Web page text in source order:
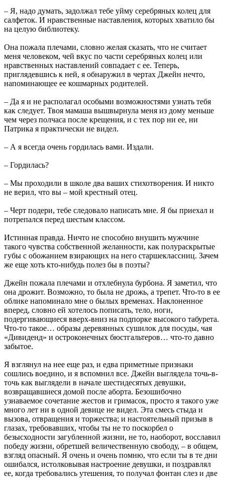
– Я, надо думать, задолжал тебе уйму серебряных колец для
салфеток. И нравственные наставления, которых хватило бы
на целую библиотеку.
Она пожала плечами, словно желая сказать, что не считает
меня человеком, чей вкус по части серебряных колец или
нравственных наставлений совпадает с ее. Теперь,
приглядевшись к ней, я обнаружил в чертах Джейн нечто,
напоминающее ее кошмарных родителей.
– Да я и не располагал особыми возможностями узнать тебя
как следует. Твоя мамаша вышвырнула меня из дому меньше
чем через полчаса после крещения, и с тех пор ни ее, ни
Патрика я практически не видел.
– А я всегда очень гордилась вами. Издали.
– Гордилась?
– Мы проходили в школе два ваших стихотворения. И никто
не верил, что вы – мой крестный отец.
– Черт подери, тебе следовало написать мне. Я бы приехал и
потрепался перед шестым классом.
Истинная правда. Ничто не способно внушить мужчине
такого чувства собственной желанности, как полураскрытые
губы с обожанием взирающих на него старшеклассниц. Зачем
же еще хоть кто-нибудь полез бы в поэты?
Джейн пожала плечами и отхлебнула бурбона. Я заметил, что
она дрожит. Возможно, то была не дрожь, а трепет. Что-то в ее
облике напоминало мне о былых временах. Наклоненное
вперед, словно ей хотелось пописать, тело, ноги,
подергивающиеся вверх-вниз на подпорке высокого табурета.
Что-то такое… образы деревянных сушилок для посуды, чая
«Дивиденд» и остроконечных бюстгальтеров… что-то давно
забытое.
Я взглянул на нее еще раз, и едва приметные признаки
сошлись воедино, и я вспомнил все. Джейн выглядела точь-в-
точь как выглядели в начале шестидесятых девушки,
возвращавшиеся домой после аборта. Безошибочно
узнаваемое сочетание жестов и гримасок, просто я такого уже
много лет ни в одной девице не видел. Эта смесь стыда и
вызова, отвращения и торжества; и настоятельный призыв в
глазах, требовавших, чтобы ты не то поскорбел о
безысходности загубленной жизни, не то, наоборот, восславил
победу жизни, обретшей величественную свободу, – в общем,
взгляд опасный. Я очень и очень помню, что если ты в те дни
ошибался, истолковывая настроение девушки, и поздравлял
ее, когда требовались утешения, то получал фонтан слез и две